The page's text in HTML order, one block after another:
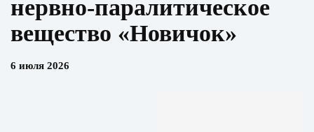
нервно‑паралитическое
вещество «Новичок»
6 июля 2026